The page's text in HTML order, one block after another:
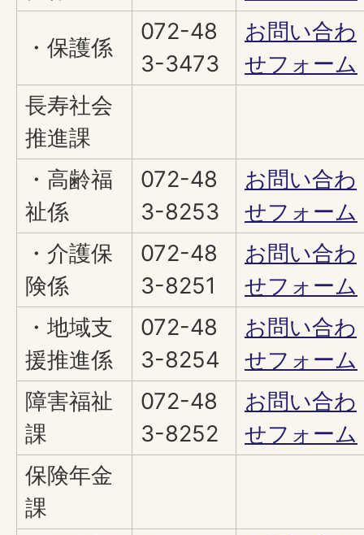
・保護係
072-48
3-3473
お問い合わ
せフォーム
長寿社会
推進課
・高齢福
祉係
072-48
3-8253
お問い合わ
せフォーム
・介護保
険係
072-48
3-8251
お問い合わ
せフォーム
・地域支
援推進係
072-48
3-8254
お問い合わ
せフォーム
障害福祉
課
072-48
3-8252
お問い合わ
せフォーム
保険年金
課